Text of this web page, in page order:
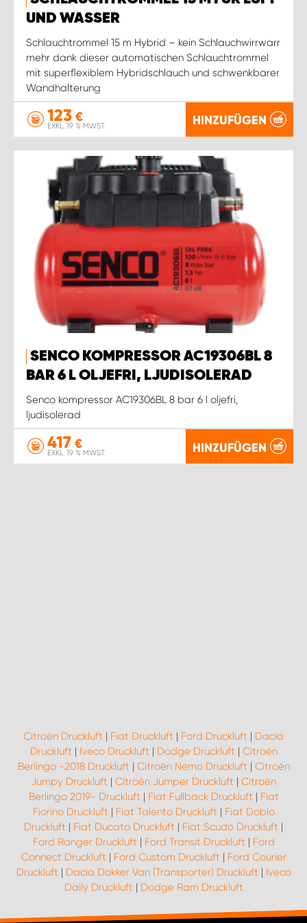
UND WASSER
Schlauchtrommel 15 m Hybrid – kein Schlauchwirrwarr
mehr dank dieser automatischen Schlauchtrommel
mit superflexiblem Hybridschlauch und schwenkbarer
Wandhalterung
123 €
EXKL. 19 % MWST. HINZUFÜGEN
SENCO KOMPRESSOR AC19306BL 8
BAR 6 L OLJEFRI, LJUDISOLERAD
Senco kompressor AC19306BL 8 bar 6 l oljefri,
ljudisolerad
417 €
EXKL. 19 % MWST. HINZUFÜGEN
Citroën Druckluft | Fiat Druckluft | Ford Druckluft | Dacia
Druckluft | Iveco Druckluft | Dodge Druckluft | Citroën
Berlingo -2018 Druckluft | Citroën Nemo Druckluft | Citroën
Jumpy Druckluft | Citroën Jumper Druckluft | Citroën
Berlingo 2019- Druckluft | Fiat Fullback Druckluft | Fiat
Fiorino Druckluft | Fiat Talento Druckluft | Fiat Doblo
Druckluft | Fiat Ducato Druckluft | Fiat Scudo Druckluft |
Ford Ranger Druckluft | Ford Transit Druckluft | Ford
Connect Druckluft | Ford Custom Druckluft | Ford Courier
Druckluft | Dacia Dokker Van (Transporter) Druckluft | Iveco
Daily Druckluft | Dodge Ram Druckluft
WORK SYSTEM STUTTGART